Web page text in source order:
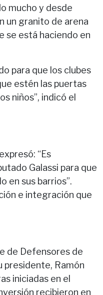
mucho y desde
un granito de arena
se está haciendo en
para que los clubes
estén las puertas
niños”, indicó el
“Es
Galassi para que
en sus barrios”.
e integración que
de Defensores de
presidente, Ramón
iniciadas en el
recibieron en